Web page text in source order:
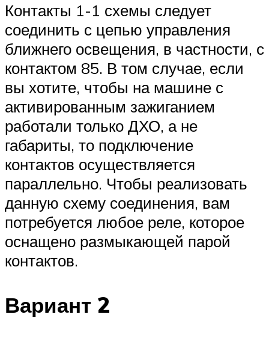
Контакты 1-1 схемы следует
соединить с цепью управления
ближнего освещения, в частности, с
контактом 85. В том случае, если
вы хотите, чтобы на машине с
активированным зажиганием
работали только ДХО, а не
габариты, то подключение
контактов осуществляется
параллельно. Чтобы реализовать
данную схему соединения, вам
потребуется любое реле, которое
оснащено размыкающей парой
контактов.
Вариант 2